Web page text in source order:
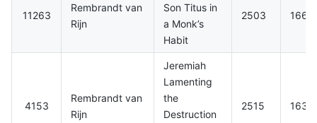
11263
Rembrandt van
Rijn
Son Titus in
a Monk’s
Habit
2503
4153
Rembrandt van
Rijn
Jeremiah
Lamenting
the
Destruction
2515